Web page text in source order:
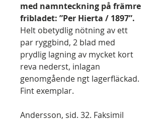
med namnteckning på främre
fribladet: ”Per Hierta / 1897”.
Helt obetydlig nötning av ett
par ryggbind, 2 blad med
prydlig lagning av mycket kort
reva nederst, inlagan
genomgående ngt lagerfläckad.
Fint exemplar.
Andersson, sid. 32. Faksimil